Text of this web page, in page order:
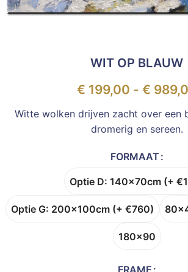
WIT OP BLAUW
€ 199,00 - €
Witte wolken drijven zacht over een
dromerig en sereen.
FORMAAT
Optie D: 140x70cm (+
Optie G: 200x100cm (+ €760)
180x90